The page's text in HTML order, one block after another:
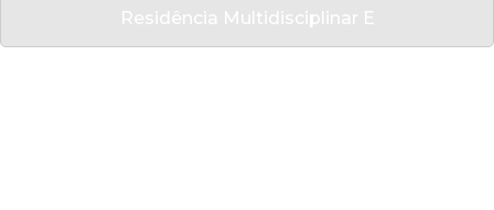
Residência Multidisciplinar E